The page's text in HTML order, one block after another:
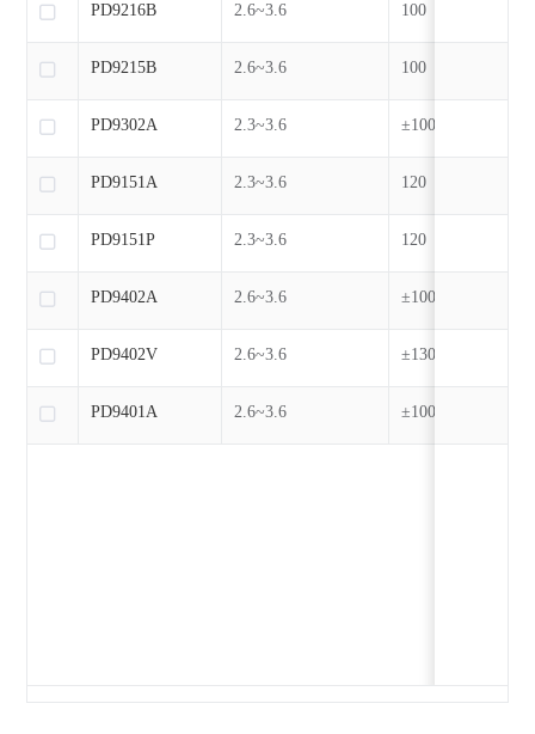
2.6~3.6 100
2.6~3.6 100
2.3~3.6 ±100/±130
2.3~3.6 120
2.3~3.6 120
2.6~3.6 ±100
2.6~3.6 ±130
2.6~3.6 ±100/±130
PD9216B
PD9215B
PD9302A
PD9151A
PD9151P
PD9402A
PD9402V
PD9401A